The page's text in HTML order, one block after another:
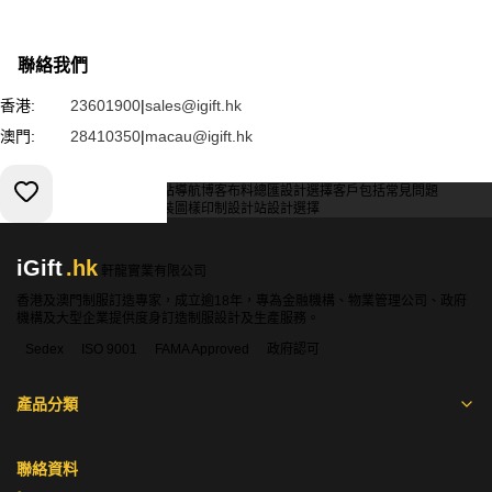
聯絡我們
香港: 23601900|sales@igift.hk
澳門:
28410350|macau@igift.hk
服務條款 網站導航博客布料總匯設計選擇客戶包括常見問題
輔料包裝 圖樣印制 設計站設計選擇
iGift.hk
軒龍實業有限公司
香港及澳門制服訂造專家，成立逾18年，專為金融機構、物業管理公司、政府
機構及大型企業提供度身訂造制服設計及生產服務。
Sedex
ISO 9001 FAMA Approved 政府認可
產品分類
聯絡資料